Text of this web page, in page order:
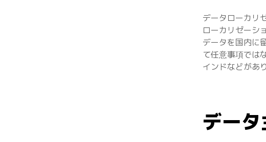
データローカリ
ローカリゼーシ
データを国内に
て任意事項では
インドなどがあ
デー